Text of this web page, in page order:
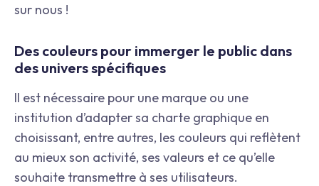
sur nous !
Des couleurs pour immerger le public dans
des univers spécifiques
Il est nécessaire pour une marque ou une
institution d’adapter sa charte graphique en
choisissant, entre autres, les couleurs qui reflètent
au mieux son activité, ses valeurs et ce qu’elle
souhaite transmettre à ses utilisateurs.